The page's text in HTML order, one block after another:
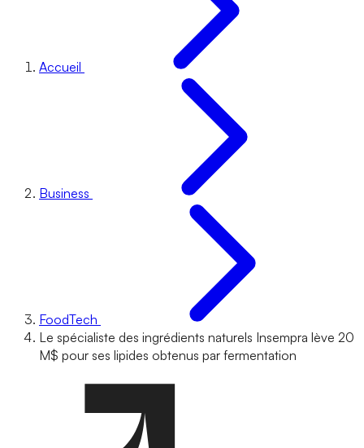
Accueil
Business
FoodTech
Le spécialiste des ingrédients naturels Insempra lève 20
M$ pour ses lipides obtenus par fermentation